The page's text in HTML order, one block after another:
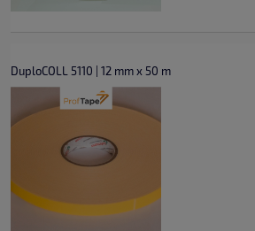
DuploCOLL 5110 | 12 mm x 50 m